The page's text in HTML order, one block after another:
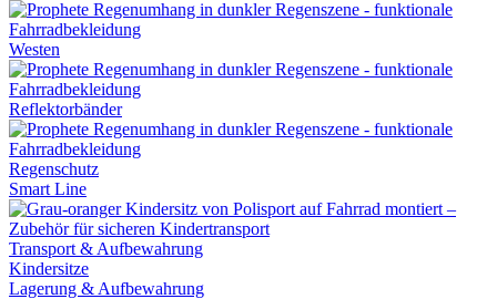
Westen
Reflektorbänder
Regenschutz
Smart Line
Transport & Aufbewahrung
Kindersitze
Lagerung & Aufbewahrung